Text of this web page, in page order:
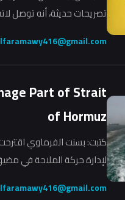
تصريحات حديثة، أنه توصل
Part of Strait
of Hormuz
كتبت: بسنت الفرماوي
لإدارة حركة الملاحة في